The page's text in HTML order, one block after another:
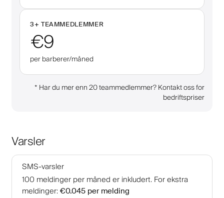
3+ TEAMMEDLEMMER
€9
per barberer/måned
* Har du mer enn 20 teammedlemmer? Kontakt oss for
bedriftspriser
Varsler
SMS-varsler
100 meldinger per måned er inkludert. For ekstra
meldinger: €0.045 per melding